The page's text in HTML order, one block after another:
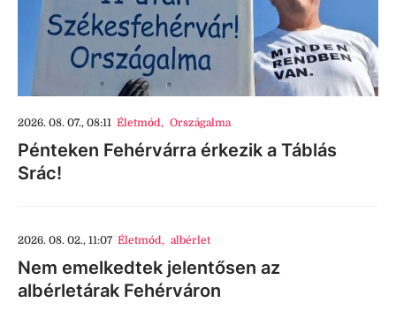
2026. 08. 07., 08:11 Életmód, Országalma
Pénteken Fehérvárra érkezik a Táblás
Srác!
2026. 08. 02., 11:07 Életmód, albérlet
Nem emelkedtek jelentősen az
albérletárak Fehérváron